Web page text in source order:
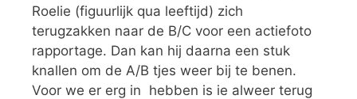
Roelie (figuurlijk qua leeftijd) zich
terugzakken naar de B/C voor een actiefoto
rapportage. Dan kan hij daarna een stuk
knallen om de A/B tjes weer bij te benen.
Voor we er erg in hebben is ie alweer terug